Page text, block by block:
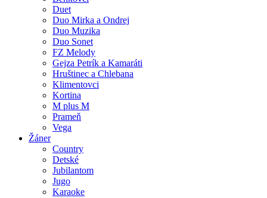
Duet
Duo Mirka a Ondrej
Duo Muzika
Duo Sonet
FZ Melody
Gejza Petrík a Kamaráti
Hruštinec a Chlebana
Klimentovci
Kortina
M plus M
Prameň
Vega
Žáner
Country
Detské
Jubilantom
Jugo
Karaoke